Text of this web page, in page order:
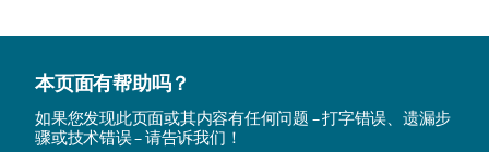
本页面有帮助吗？
如果您发现此页面或其内容有任何问题 – 打字错误、遗漏步
骤或技术错误 – 请告诉我们！